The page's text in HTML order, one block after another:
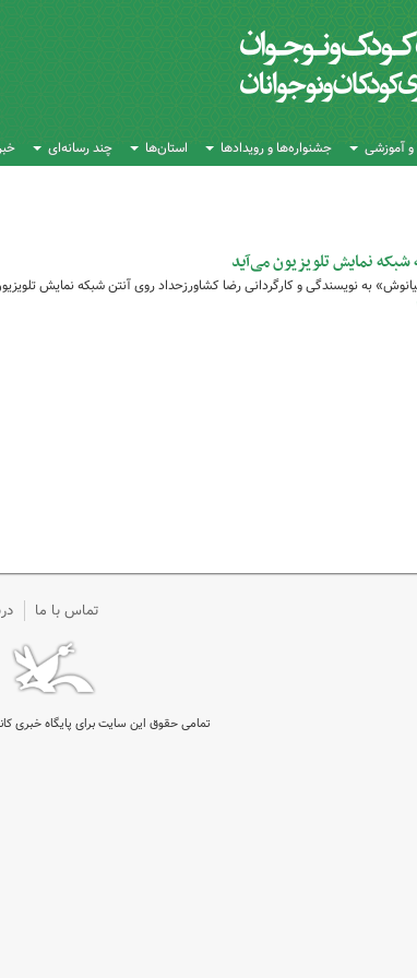
آموزشی جشنواره‌ها و رویدادها استان‌ها چند رسانه‌ای
نمایش تلویزیون می‌آید
به نویسندگی و کارگردانی رضا کشاورزحداد روی آنتن شبکه نمایش
تماس با ما
تمامی حقوق این سایت برای پایگاه خبری